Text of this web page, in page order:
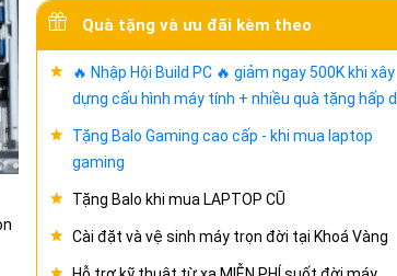
Quà tặng và ưu đãi kèm theo
🔥 Nhập Hội Build PC 🔥 giảm ngay 500K khi xây
dựng cấu hình máy tính + nhiều quà tặng hấp
Tặng Balo Gaming cao cấp - khi mua laptop
gaming
Tặng Balo khi mua LAPTOP CŨ
Cài đặt và vệ sinh máy trọn đời tại Khoá Vàng